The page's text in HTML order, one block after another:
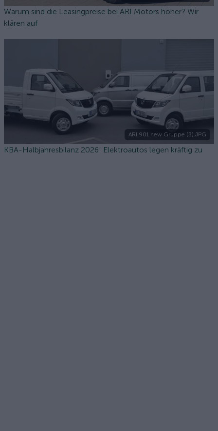
Warum sind die Leasingpreise bei ARI Motors höher? Wir
klären auf
ARI 901 new Gruppe (3).JPG
KBA-Halbjahresbilanz 2026: Elektroautos legen kräftig zu